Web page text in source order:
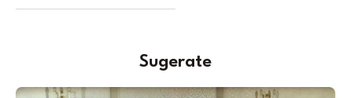
Sugerate